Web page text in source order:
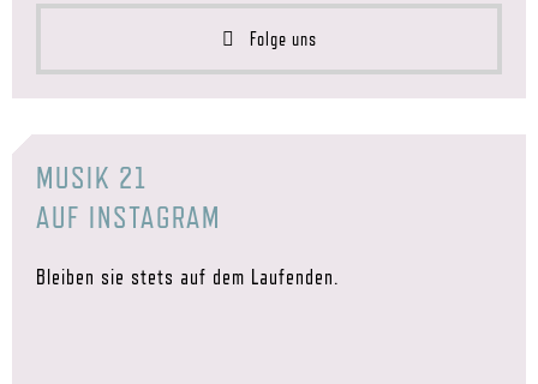
Folge uns
MUSIK 21
AUF INSTAGRAM
Bleiben sie stets auf dem Laufenden.